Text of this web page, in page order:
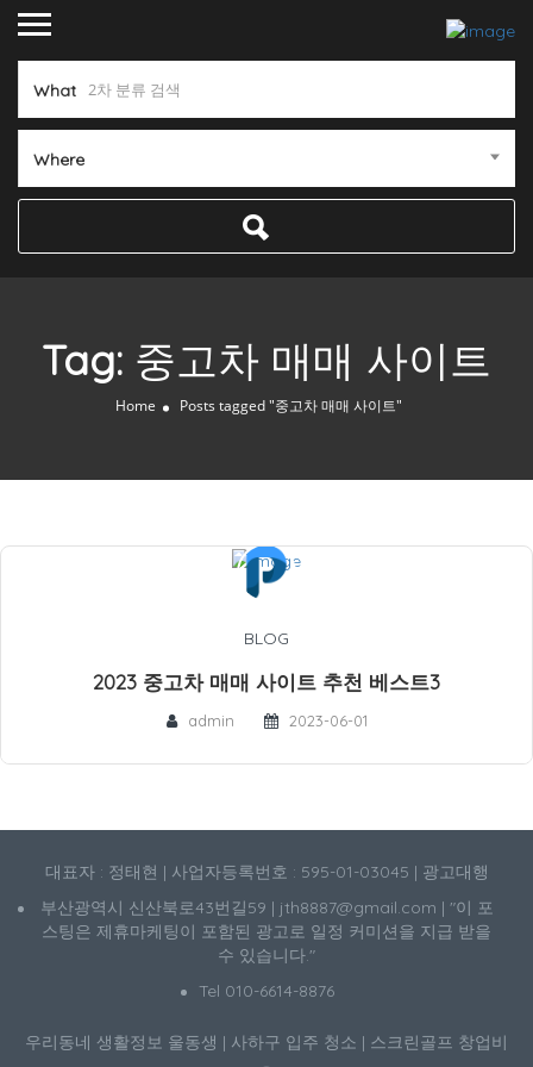
What
Where
Tag: 중고차 매매 사이트
Home Posts tagged "중고차 매매 사이트"
BLOG
2023 중고차 매매 사이트 추천 베스트3
admin 2023-06-01
대표자 : 정태현 | 사업자등록번호 : 595-01-03045 | 광고대행
부산광역시 신산북로43번길59 | jth8887@gmail.com | "이 포
스팅은 제휴마케팅이 포함된 광고로 일정 커미션을 지급 받을
수 있습니다."
Tel 010-6614-8876
우리동네 생활정보 울동생 | 사하구 입주 청소 | 스크린골프 창업비